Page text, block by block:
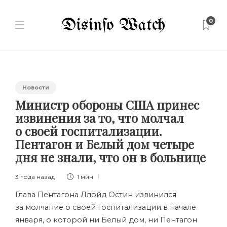
0
Новости
Министр обороны США принес
извинения за то, что молчал
о своей госпитализации.
Пентагон и Белый дом четыре
дня не знали, что он в больнице
3 года назад 1 мин
Глава Пентагона Ллойд Остин извинился
за молчание о своей госпитализации в начале
января, о которой ни Белый дом, ни Пентагон